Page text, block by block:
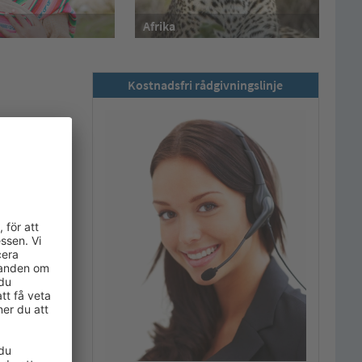
Afrika
Kostnadsfri rådgivningslinje